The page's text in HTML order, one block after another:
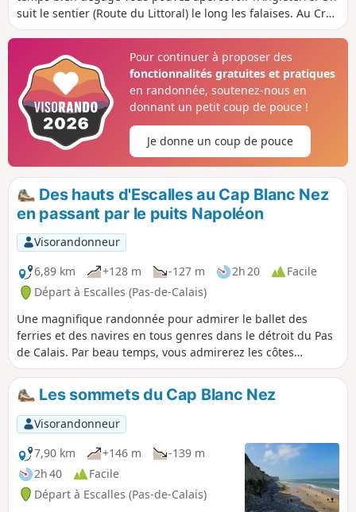
suit le sentier (Route du Littoral) le long les falaises. Au Cran
d'Escalles, vous pouvez vous rapprocher pour faire
du littoral en passant par les dunes d'Amont avant d'arriver
à l'ancien port de Wissant. Une randonnée où les enfants de
moins de douze ans doivent être surveillés et accompagnés.
Pour effectuer cette randonnée il est nécessaire de laisser
un véhicule à l'arrivée pour le retour.
Pour continuer à proposer des
fonctionnalités gratuites et pratiques
en randonnée, soutenez-nous en
donnant un petit coup de pouce !
Je donne un coup de pouce
Des hauts d'Escalles au Cap Blanc Nez
en passant par le puits Napoléon
Visorandonneur
6,89 km
+128 m -127 m 2h 20
Facile
Départ à Escalles (Pas-de-Calais)
Une magnifique randonnée pour admirer le ballet des
ferries et des navires en tous genres dans le détroit du Pas
de Calais. Par beau temps, vous admirerez les côtes
anglaises... N'oubliez pas de jeter un coup d'oeil aux
vestiges du premier puits de creusement du Tunnel sous la
Manche, dont les travaux débutèrent en 1875 sous
Napoléon III. L'accès au parking du Mont d'Hubert, départ
de cette randonnée, est maintenant interdit, il faut donc
démarrer du parking en bas de l'obélisque du Cap Blanc
Nez.
Les sommets du Cap Blanc Nez
Visorandonneur
7,90 km
+146 m
-139 m
2h 40
Facile
Départ à Escalles (Pas-de-Calais)